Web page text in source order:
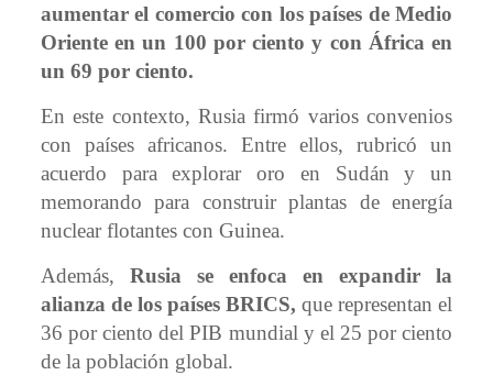
aumentar el comercio con los países de Medio
Oriente en un 100 por ciento y con África en
un 69 por ciento.
En este contexto, Rusia firmó varios convenios
con países africanos. Entre ellos, rubricó un
acuerdo para explorar oro en Sudán y un
memorando para construir plantas de energía
nuclear flotantes con Guinea.
Además, Rusia se enfoca en expandir la
alianza de los países BRICS, que representan el
36 por ciento del PIB mundial y el 25 por ciento
de la población global.